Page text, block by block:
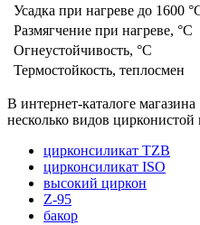
Усадка при нагреве до 1600
Размягчение при нагреве, °С
Огнеустойчивость, °С
Термостойкость, теплосмен
В интернет-каталоге
несколько видов
цирконсиликат TZB
цирконсиликат ISO
высокий циркон
Z-95
бакор